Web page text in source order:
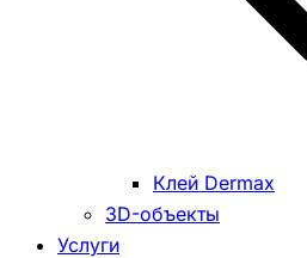
Клей Dermax
3D-объекты
Услуги